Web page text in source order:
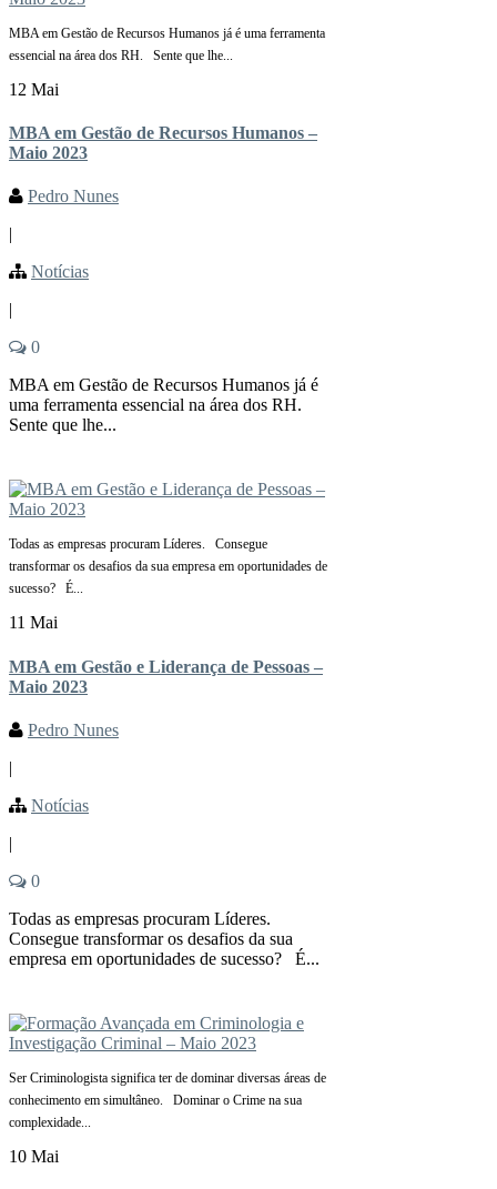
MBA em Gestão de Recursos Humanos já é uma ferramenta
essencial na área dos RH. Sente que lhe...
12 Mai
MBA em Gestão de Recursos Humanos –
Maio 2023
Pedro Nunes
Notícias
0
MBA em Gestão de Recursos Humanos já é
uma ferramenta essencial na área dos RH.
Sente que lhe...
Todas as empresas procuram Líderes. Consegue
transformar os desafios da sua empresa em oportunidades de
sucesso? É...
11 Mai
MBA em Gestão e Liderança de Pessoas –
Maio 2023
Pedro Nunes
|
Notícias
|
0
Todas as empresas procuram Líderes.
Consegue transformar os desafios da sua
empresa em oportunidades de sucesso? É...
Ser Criminologista significa ter de dominar diversas áreas de
conhecimento em simultâneo. Dominar o Crime na sua
complexidade...
10 Mai